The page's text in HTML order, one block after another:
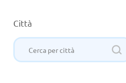
Città